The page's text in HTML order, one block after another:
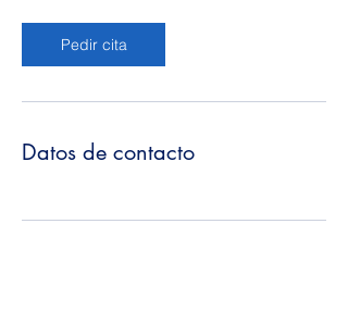
Pedir cita
Datos de contacto